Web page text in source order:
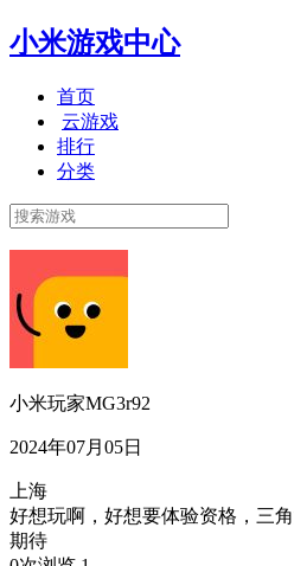
小米游戏中心
首页
云游戏
排行
分类
小米玩家MG3r92
2024年07月05日
上海
好想玩啊，好想要体验资格，三
期待